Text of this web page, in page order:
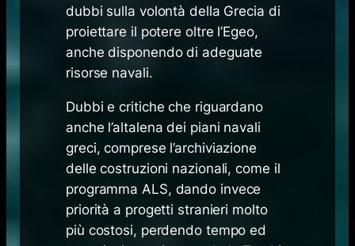
dubbi sulla volontà della Grecia di
proiettare il potere oltre l’Egeo,
anche disponendo di adeguate
risorse navali.
Dubbi e critiche che riguardano
anche l’altalena dei piani navali
greci, comprese l’archiviazione
delle costruzioni nazionali, come il
programma ALS, dando invece
priorità a progetti stranieri molto
più costosi, perdendo tempo ed